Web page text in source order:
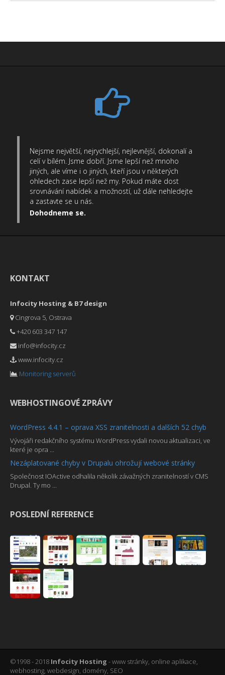
Nejsme největší, nejrychlejší, nejlevnější, dokonalí a
celí v bílém. Jsme dobří. Jsme lepší než mnoho
jiných, ale víme i o jiných, kteří jsou v některých
ohledech zase lepší než my. Pokud máte dost
srovnávání nabídek a možností, už dále nehledejte
a zastavte se u nás.
Dohodneme se.
KONTAKT
Infocity Hosting & B7 design
Cingrova 5, Ostrava
+420 603 347 147
info@infocity.cz
www.infocity.cz
Monitoring serverů
WEBHOSTINGOVÉ ZPRÁVY
WordPress 4.4.1 – oprava XSS zranitelnosti a dalších 52 chyb
Vývojáři redakčního systému WordPress vydali novou aktualizaci, ve
které je opra ...
Nezáplatované chyby v Drupalu ohrožují webové stránky
Společnost IOActive odhalila několik závažných zranitelností v CMS
Drupal. Ty mo ...
POSLEDNÍ REFERENCE
©1998 - 2018 Infocity Hosting - www stránky, online aplikace,
webhosting, webdesign, domény, SEO